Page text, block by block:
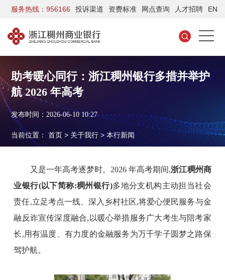
服务热线：956166 投诉渠道 资费标准 网点查询 人才招聘 EN
助考暖心同行：浙江稠州银行多措并举护
航 2026 年高考
发布时间：2026-06-10 10:27
当前位置：首页 >关于我行>本行新闻
又是一年高考逐梦时。2026 年高考期间,浙江稠州商
业银行(以下简称:稠州银行)多地分支机构主动担当社会
责任,立足考点一线、深入乡村社区,将爱心便民服务与金
融反诈宣传深度融合,以暖心举措服务广大考生与陪考家
长,用有温度、有力 度的金融服务为万千学子圆梦之路保
驾护航。